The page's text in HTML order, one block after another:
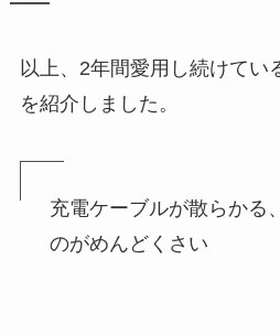
以上、2年間愛用し続けてい
を紹介しました。
充電ケーブルが散らかる
のがめんどくさい